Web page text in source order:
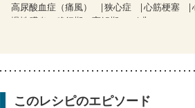
高尿酸血症（痛風）
狭心症 心筋梗塞
慢性膵炎（移行期・寛解期）
非アルコー
乳がん（放射線治療中）
乳がん治療を終
大腸がん（放射線治療中）
飲み込みにくい
このレシピのエピソード